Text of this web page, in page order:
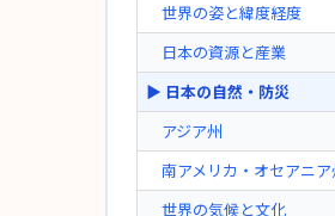
世界の姿と緯度経度
日本の資源と産業
▶ 日本の自然・防災
アジア州
南アメリカ・オセアニア
世界の気候と文化